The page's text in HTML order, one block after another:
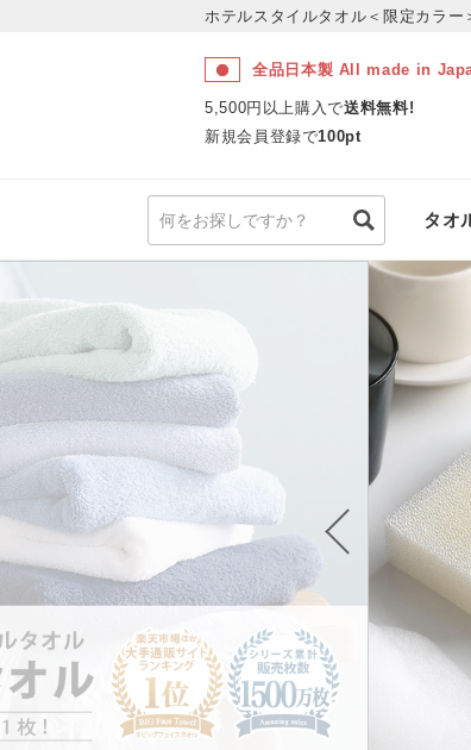
ホテルスタイルタオル＜限定カラー
全品日本製 All made in
5,500円以上購入で送料無料!
新規会員登録で100pt
タオ